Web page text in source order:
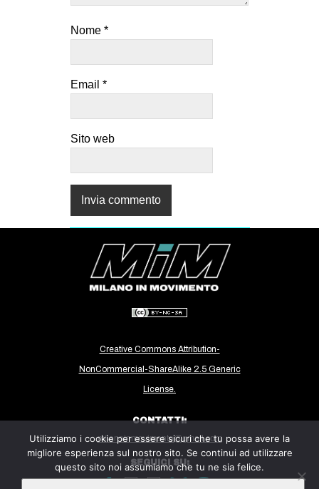
Nome *
Email *
Sito web
Creative Commons Attribution-
NonCommercial-ShareAlike 2.5 Generic
License.
CONTATTI:
milanoinmovimento@gmail.com
SEGUICI SU:
Utilizziamo i cookie per essere sicuri che tu possa avere la
migliore esperienza sul nostro sito. Se continui ad utilizzare
questo sito noi assumiamo che tu ne sia felice.